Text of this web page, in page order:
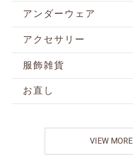
アンダーウェア
アクセサリー
服飾雑貨
お直し
VIEW MORE